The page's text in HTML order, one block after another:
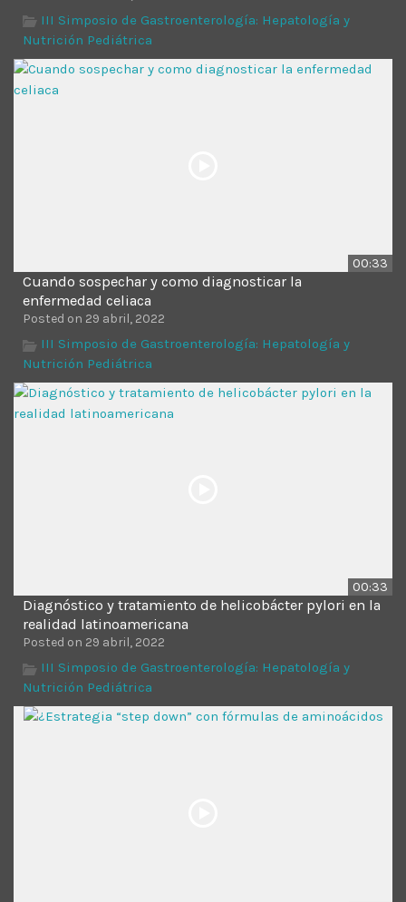
III Simposio de Gastroenterología: Hepatología y
Nutrición Pediátrica
00:33
Cuando sospechar y como diagnosticar la
enfermedad celiaca
Posted on 29 abril, 2022
III Simposio de Gastroenterología: Hepatología y
Nutrición Pediátrica
00:33
Diagnóstico y tratamiento de helicobácter pylori en la
realidad latinoamericana
Posted on 29 abril, 2022
III Simposio de Gastroenterología: Hepatología y
Nutrición Pediátrica